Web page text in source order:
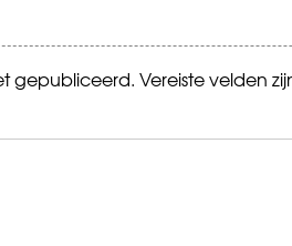
gepubliceerd. Vereiste velden